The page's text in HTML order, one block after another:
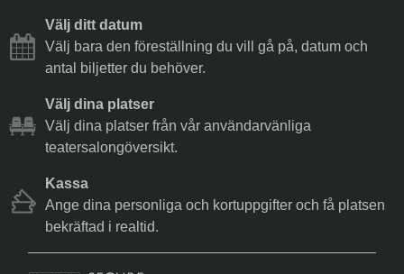
Välj ditt datum
Välj bara den föreställning du vill gå på, datum och
antal biljetter du behöver.
Välj dina platser
Välj dina platser från vår användarvänliga
teatersalongöversikt.
Kassa
Ange dina personliga och kortuppgifter och få platsen
bekräftad i realtid.